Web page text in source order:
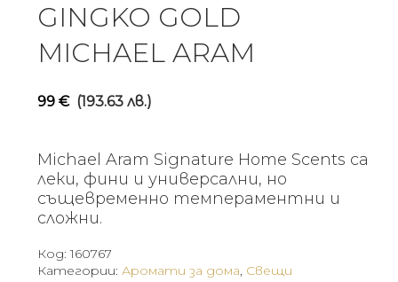
GINGKO GOLD
MICHAEL ARAM
99 € (193.63 лв.)
Michael Aram Signature Home Scents са
леки, фини и универсални, но
същевременно темпераментни и
сложни.
Код:160767
Категории: Аромати за дома, Свещи